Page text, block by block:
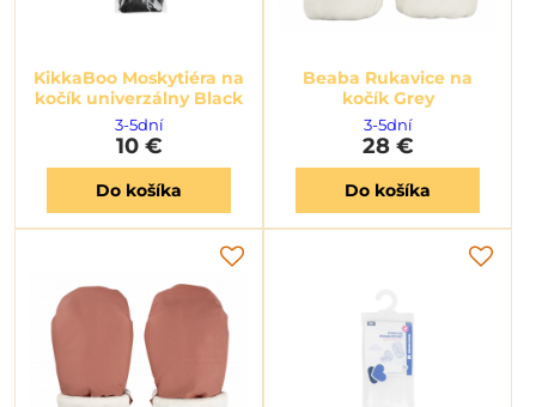
KikkaBoo Moskytiéra na
kočík univerzálny Black
3-5dní
10 €
Do košíka
Beaba Rukavice na
kočík Grey
3-5dní
28 €
Do košíka